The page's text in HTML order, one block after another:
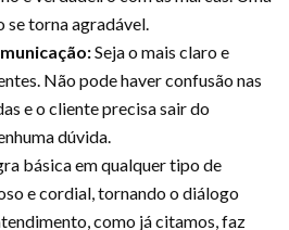
se torna agradável.
Seja o mais claro e
Não pode haver confusão nas
e o cliente precisa sair do
dúvida.
básica em qualquer tipo de
e cordial, tornando o diálogo
como já citamos, faz